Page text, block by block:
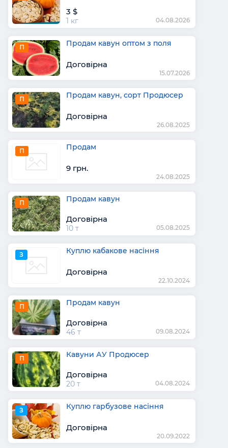
3 $
1 кг 04.08.2026
П Продам кавун оптом з поля
Договірна
15.07.2026
П Продам кавун, сорт Продюсер
Договірна
26.08.2025
П Продам
9 грн.
24.08.2025
П Продам кавун
Договірна
10 т 05.08.2025
З Куплю кабакове насіння
Договірна
22.10.2024
П Продам кавун
Договірна
46 т 09.08.2024
П Кавуни АУ Продюсер
Договірна
20 т 04.08.2024
З Куплю гарбузове насіння
Договірна
20.09.2022